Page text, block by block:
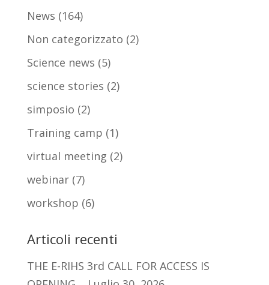
News (164)
Non categorizzato (2)
Science news (5)
science stories (2)
simposio (2)
Training camp (1)
virtual meeting (2)
webinar(7)
workshop (6)
Articoli recenti
THE E-RIHS 3rd CALL FOR ACCESS IS